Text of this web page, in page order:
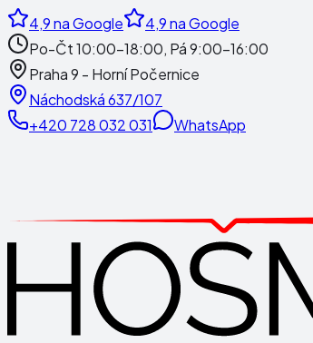
4,9na Google 4,9na Google
Po-Čt 10:00-18:00, Pá 9:00-16:00
Praha 9 - Horní Počernice
Náchodská 637/107
+420 728 032 031
WhatsApp